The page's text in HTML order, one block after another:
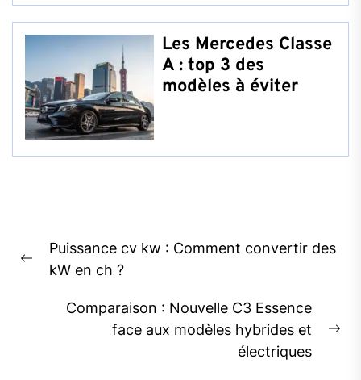
Les Mercedes Classe
A : top 3 des
modèles à éviter
de
l’article
Previous
Puissance cv kw : Comment convertir des
kW en ch ?
Comparaison : Nouvelle C3 Essence
face aux modèles hybrides et
électriques